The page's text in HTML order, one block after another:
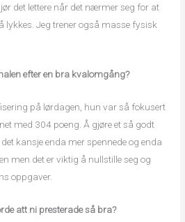
det lettere når det nærmer seg for at
lykkes. Jeg trener også masse fysisk
efter en bra kvalomgång?
på lørdagen, hun var så fokusert
med 304 poeng. Å gjøre et så godt
kansje enda mer spennede og enda
men det er viktig å nullstille seg og
oppgaver.
att ni presterade så bra?